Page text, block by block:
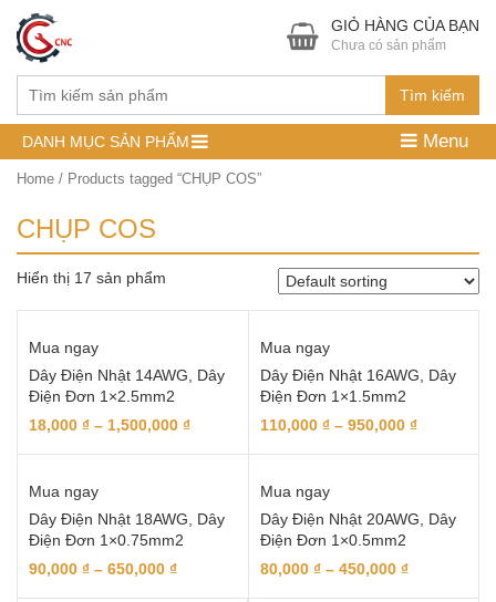
Tìm kiếm
GIỎ HÀNG CỦA BẠN
Chưa có sản phẩm
DANH MỤC SẢN PHẨM Menu
Home / Products tagged “CHỤP COS”
CHỤP COS
Hiển thị 17 sản phẩm
Mua ngay
Dây Điện Nhật 14AWG, Dây
Điện Đơn 1×2.5mm2
18,000 ₫ – 1,500,000 ₫
Mua ngay
Dây Điện Nhật 16AWG, Dây
Điện Đơn 1×1.5mm2
110,000 ₫ – 950,000 ₫
Mua ngay
Dây Điện Nhật 18AWG, Dây
Điện Đơn 1×0.75mm2
90,000 ₫ – 650,000 ₫
Mua ngay
Dây Điện Nhật 20AWG, Dây
Điện Đơn 1×0.5mm2
80,000 ₫ – 450,000 ₫